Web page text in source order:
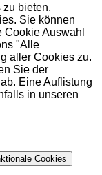
bieten,
Sie können
Cookie Auswahl
"Alle
aller Cookies zu.
Sie der
Eine Auflistung
in unseren
Cookies